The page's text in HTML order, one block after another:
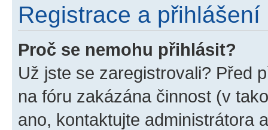
Registrace a přihlášení
Proč se nemohu přihlásit?
Už jste se zaregistrovali? Před
na fóru zakázána činnost (v
ano, kontaktujte administrátora